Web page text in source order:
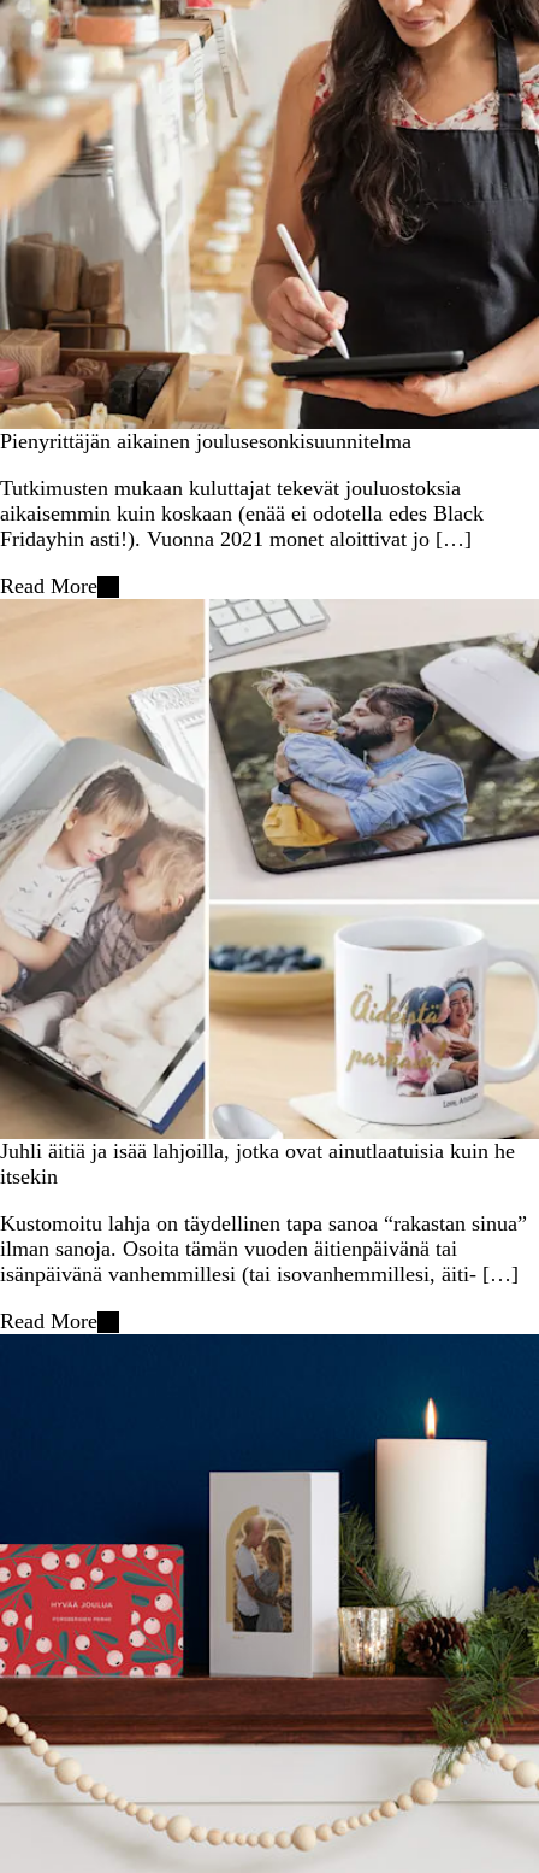
Pienyrittäjän aikainen joulusesonkisuunnitelma
Tutkimusten mukaan kuluttajat tekevät jouluostoksia
aikaisemmin kuin koskaan (enää ei odotella edes Black
Fridayhin asti!). Vuonna 2021 monet aloittivat jo […]
Read More
Juhli äitiä ja isää lahjoilla, jotka ovat ainutlaatuisia kuin he
itsekin
Kustomoitu lahja on täydellinen tapa sanoa “rakastan sinua”
ilman sanoja. Osoita tämän vuoden äitienpäivänä tai
isänpäivänä vanhemmillesi (tai isovanhemmillesi, äiti- […]
Read More